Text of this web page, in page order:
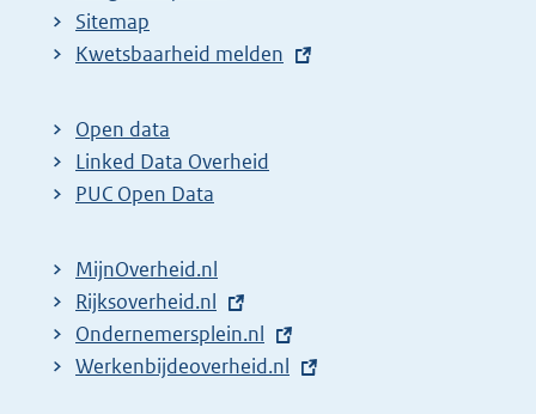
Sitemap
E
t
e
r
l
i
n
k
Kwetsbaarheid melden
Open data
Linked Data Overheid
PUC Open Data
MijnOverheid.nl
E
x
t
Rijksoverheid.nl
E
x
Ondernemersplein.nl
E
Werkenbijdeoverheid.nl